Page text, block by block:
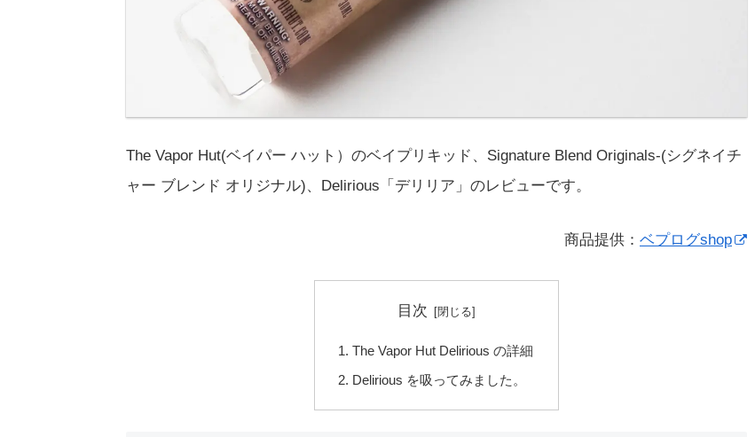
The Vapor Hut(ベイパー ハット）のベイプリキッド、Signature Blend Originals-(シグネイチ
ャー ブレンド オリジナル)、Delirious「デリリア」のレビューです。
商品提供： ベプログshop
目次
The Vapor Hut Delirious の詳細
Delirious を吸ってみました。